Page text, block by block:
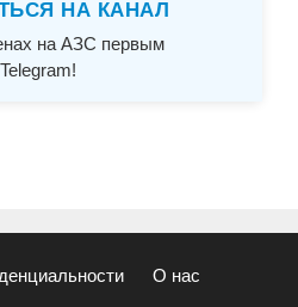
НА КАНАЛ
на АЗС первым
О нас